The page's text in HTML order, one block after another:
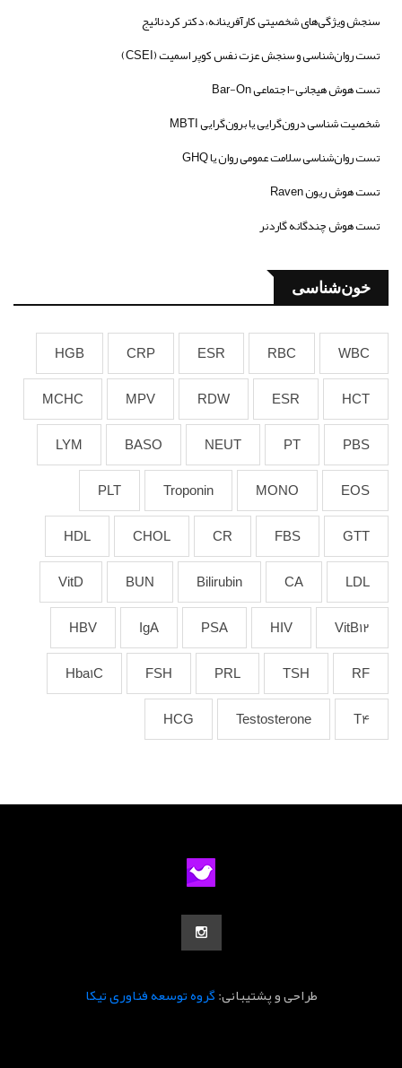
سنجش ویژگی‌های شخصیتی کارآفرینانه، دکتر کردنائیج
تست روان‌شناسی و سنجش عزت نفس کوپر اسمیت (CSEI)
تست هوش هیجانی-اجتماعی Bar-On
شخصیت شناسی درون‌گرایی یا برون‌گرایی MBTI
تست روان‌شناسی سلامت عمومی روان یا GHQ
تست هوش ریون Raven
تست هوش چندگانه گاردنر
خون‌شناسی
WBC
RBC
ESR
CRP
HGB
HCT
ESR
RDW
MPV
MCHC
PBS
PT
NEUT
BASO
LYM
EOS
MONO
Troponin
PLT
GTT
FBS
CR
CHOL
HDL
LDL
CA
Bilirubin
BUN
VitD
VitB12
HIV
PSA
IgA
HBV
RF
TSH
PRL
FSH
Hba1C
T4
Testosterone
HCG
طراحی و پشتیبانی:گروه توسعه فناوری تیکا